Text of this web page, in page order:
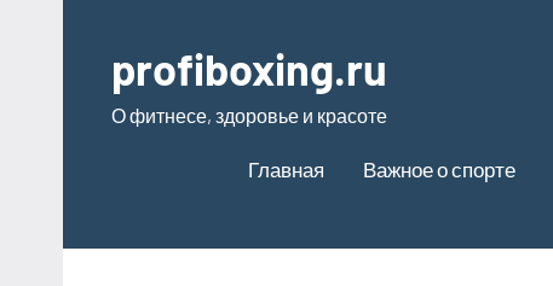
содержимому
profiboxing.ru
О фитнесе, здоровье и красоте
Главная Важное о спорте